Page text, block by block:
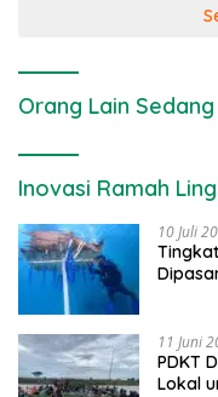
Orang Lain
Inovasi Ramah
10 Juli
11 Juni
PDKT
Lokal